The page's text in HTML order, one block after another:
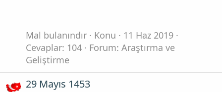
Mal bulanındır Konu
11 Haz 2019
Cevaplar: 104
Forum: Araştırma ve
Geliştirme
29 Mayıs 1453